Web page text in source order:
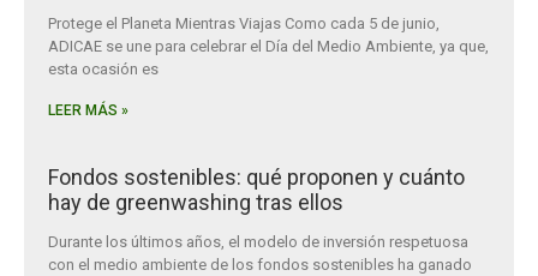
Protege el Planeta Mientras Viajas Como cada 5 de junio,
ADICAE se une para celebrar el Día del Medio Ambiente, ya que,
esta ocasión es
LEER MÁS »
Fondos sostenibles: qué proponen y cuánto
hay de greenwashing tras ellos
Durante los últimos años, el modelo de inversión respetuosa
con el medio ambiente de los fondos sostenibles ha ganado